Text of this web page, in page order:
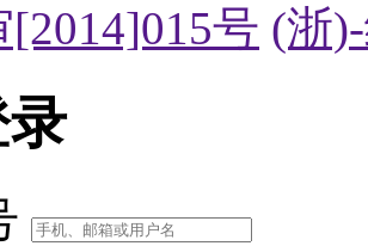
号 (浙